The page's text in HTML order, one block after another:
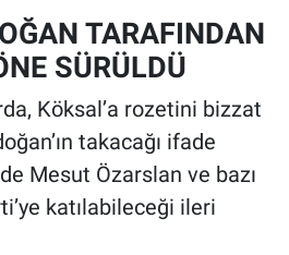
TARAFINDAN
SÜRÜLDÜ
Köksal’a rozetini bizzat
takacağı ifade
Mesut Özarslan ve bazı
katılabileceği ileri